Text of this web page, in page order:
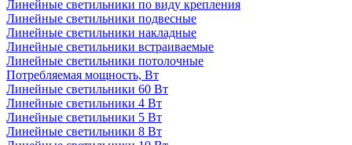
Линейные светильники по виду крепления
Линейные светильники подвесные
Линейные светильники накладные
Линейные светильники встраиваемые
Линейные светильники потолочные
Потребляемая мощность, Вт
Линейные светильники 60 Вт
Линейные светильники 4 Вт
Линейные светильники 5 Вт
Линейные светильники 8 Вт